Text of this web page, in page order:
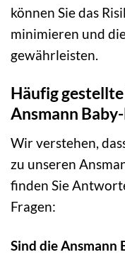
können Sie das
minimieren und
gewährleisten.
Häufig gestellte
Ansmann
Wir verstehen,
zu unseren
finden Sie
Fragen:
Sind die Ansmann